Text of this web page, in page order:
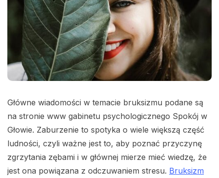
Główne wiadomości w temacie bruksizmu podane są
na stronie www gabinetu psychologicznego Spokój w
Głowie. Zaburzenie to spotyka o wiele większą część
ludności, czyli ważne jest to, aby poznać przyczynę
zgrzytania zębami i w głównej mierze mieć wiedzę, że
jest ona powiązana z odczuwaniem stresu. Bruksizm